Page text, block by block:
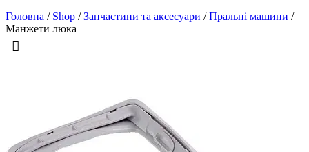
Головна / Shop / Запчастини та аксесуари / Пральні машини /
Манжети люка